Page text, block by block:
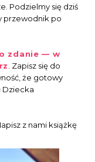
Podzielmy się dziś
przewodnik po
zdanie — w
. Zapisz się do
że gotowy
Dziecka
z nami książkę